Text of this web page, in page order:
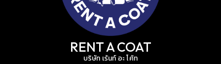
RENT A COAT
บริษัท เร้นท์ อะ โค้ท